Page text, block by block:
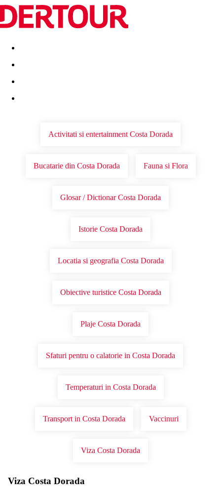
Destinatii Vacanta perfecta OFERTE DE NERATAT
Activitati si entertainment Costa Dorada
Bucatarie din Costa Dorada Fauna si Flora
Glosar / Dictionar Costa Dorada
Istorie Costa Dorada
Locatia si geografia Costa Dorada
Obiective turistice Costa Dorada
Plaje Costa Dorada
Sfaturi pentru o calatorie in Costa Dorada
Temperaturi in Costa Dorada
Transport in Costa Dorada Vaccinuri
Viza Costa Dorada
Viza Costa Dorada